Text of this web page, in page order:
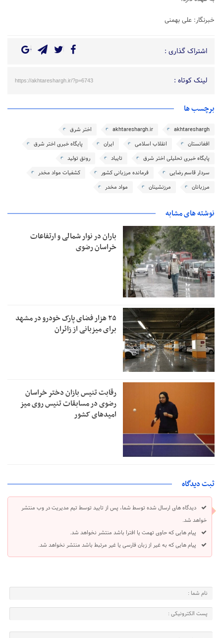
خبرنگار: علی بهمنی
اشتراک گذاری :
لینک کوتاه : https://akhtareshargh.ir/?p=6743
برچسب ها
akhtareshargh
akhtareshargh.ir
اختر شرق
افغانستان
انقلاب اسلامی ایران
پایگاه خبری اختر شرق
پایگاه خبری تحلیلی اختر شرق
تایباد
رونق تولید
سردار قاسم رضایی
فرمانده مرزبانی کشور
کشفیات مواد مخدر
مرزبانان
مرزنشینان مواد مخدر
نوشته های مشابه
باران در نوار شمالی و ارتفاعات
خراسان رضوی
۲۵ هزار فضای پارک خودرو در مشهد
برای میزبانی از زائران
رقابت تنیس بازان دختر خراسان
رضوی در مسابقات تنیس روی میز
امیدهای کشور
ثبت دیدگاه
دیدگاه های ارسال شده توسط شما، پس از تایید توسط تیم مدیریت در وب منتشر
خواهد شد.
پیام هایی که حاوی تهمت یا افترا باشد منتشر نخواهد شد.
پیام هایی که به غیر از زبان فارسی یا غیر مرتبط باشد منتشر نخواهد شد.